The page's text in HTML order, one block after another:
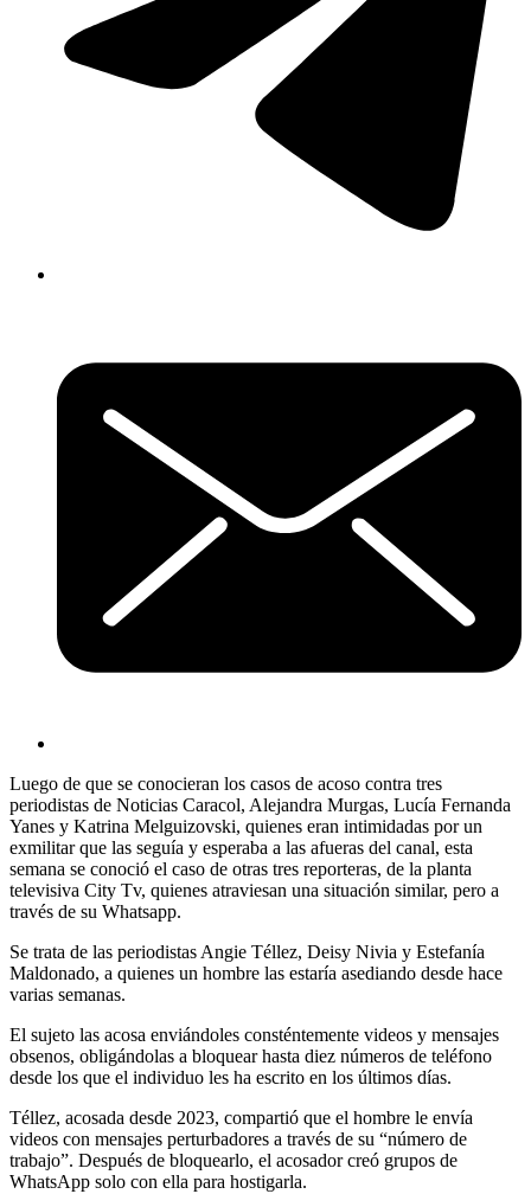
Luego de que se conocieran los casos de acoso contra tres
periodistas de Noticias Caracol, Alejandra Murgas, Lucía Fernanda
Yanes y Katrina Melguizovski, quienes eran intimidadas por un
exmilitar que las seguía y esperaba a las afueras del canal, esta
semana se conoció el caso de otras tres reporteras, de la planta
televisiva City Tv, quienes atraviesan una situación similar, pero a
través de su Whatsapp.
Se trata de las periodistas Angie Téllez, Deisy Nivia y Estefanía
Maldonado, a quienes un hombre las estaría asediando desde hace
varias semanas.
El sujeto las acosa enviándoles consténtemente videos y mensajes
obsenos, obligándolas a bloquear hasta diez números de teléfono
desde los que el individuo les ha escrito en los últimos días.
Téllez, acosada desde 2023, compartió que el hombre le envía
videos con mensajes perturbadores a través de su “número de
trabajo”. Después de bloquearlo, el acosador creó grupos de
WhatsApp solo con ella para hostigarla.